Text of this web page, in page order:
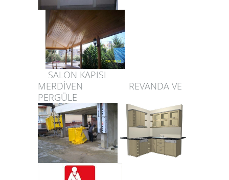
SALON KAPISI
MERDİVEN REVANDA VE
PERGÜLE